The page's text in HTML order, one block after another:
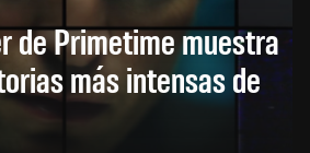
de Primetime muestra
más intensas de